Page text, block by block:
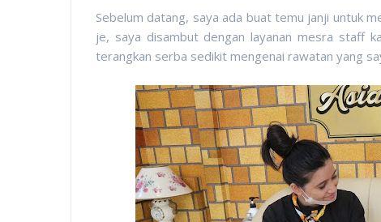
Sebelum datang, saya ada buat temu janji untuk
je, saya disambut dengan layanan mesra staff
terangkan serba sedikit mengenai rawatan yang